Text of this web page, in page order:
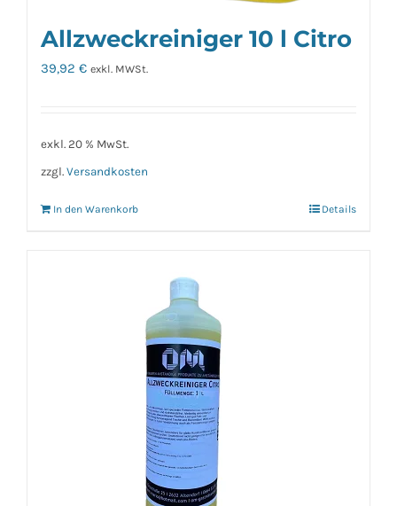
Allzweckreiniger 10 l Citro
39,92 € exkl. MWSt.
exkl. 20 % MwSt.
zzgl. Versandkosten
In den Warenkorb Details